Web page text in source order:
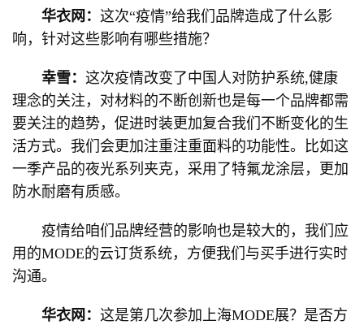
华衣网： 这次“疫情”给我们品牌造成了什么影
响，针对这些影响有哪些措施？
幸雪： 这次疫情改变了中国人对防护系统,健康
理念的关注，对材料的不断创新也是每一个品牌都需
要关注的趋势，促进时装更加复合我们不断变化的生
活方式。我们会更加注重注重面料的功能性。比如这
一季产品的夜光系列夹克，采用了特氟龙涂层，更加
防水耐磨有质感。
疫情给咱们品牌经营的影响也是较大的，我们应
用的MODE的云订货系统，方便我们与买手进行实时
沟通。
华衣网： 这是第几次参加上海MODE展？是否方